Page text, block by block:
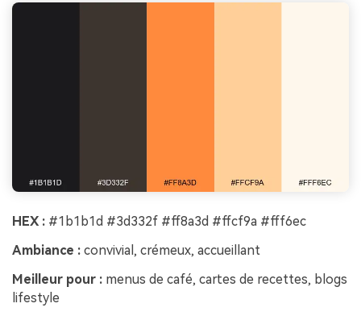
HEX : #1b1b1d #3d332f #ff8a3d #ffcf9a #fff6ec
Ambiance : convivial, crémeux, accueillant
Meilleur pour : menus de café, cartes de recettes, blogs
lifestyle